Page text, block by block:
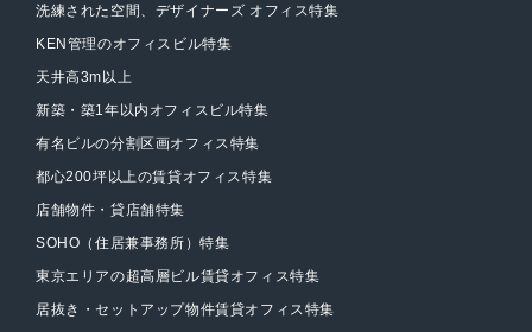
洗練された空間、デザイナーズ オフィス特集
KEN管理のオフィスビル特集
天井高3m以上
新築・築1年以内オフィスビル特集
有名ビルの分割区画オフィス特集
都心200坪以上の賃貸オフィス特集
店舗物件・貸店舗特集
SOHO（住居兼事務所）特集
東京エリアの超高層ビル賃貸オフィス特集
居抜き・セットアップ物件賃貸オフィス特集